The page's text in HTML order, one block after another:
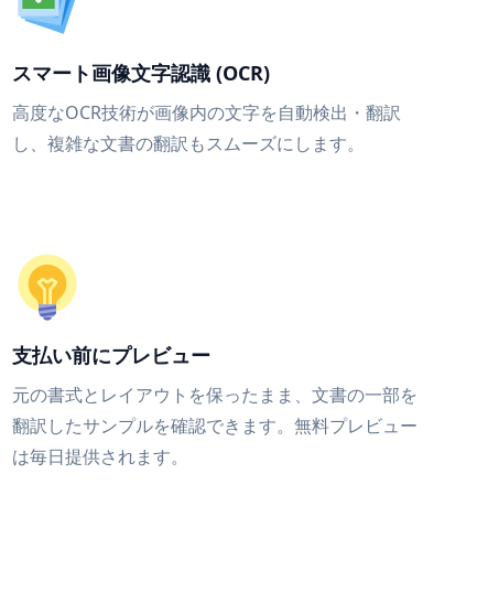
スマート画像文字認識 (OCR)
高度なOCR技術が画像内の文字を自動検出・翻訳
し、複雑な文書の翻訳もスムーズにします。
支払い前にプレビュー
元の書式とレイアウトを保ったまま、文書の一部を
翻訳したサンプルを確認できます。無料プレビュー
は毎日提供されます。